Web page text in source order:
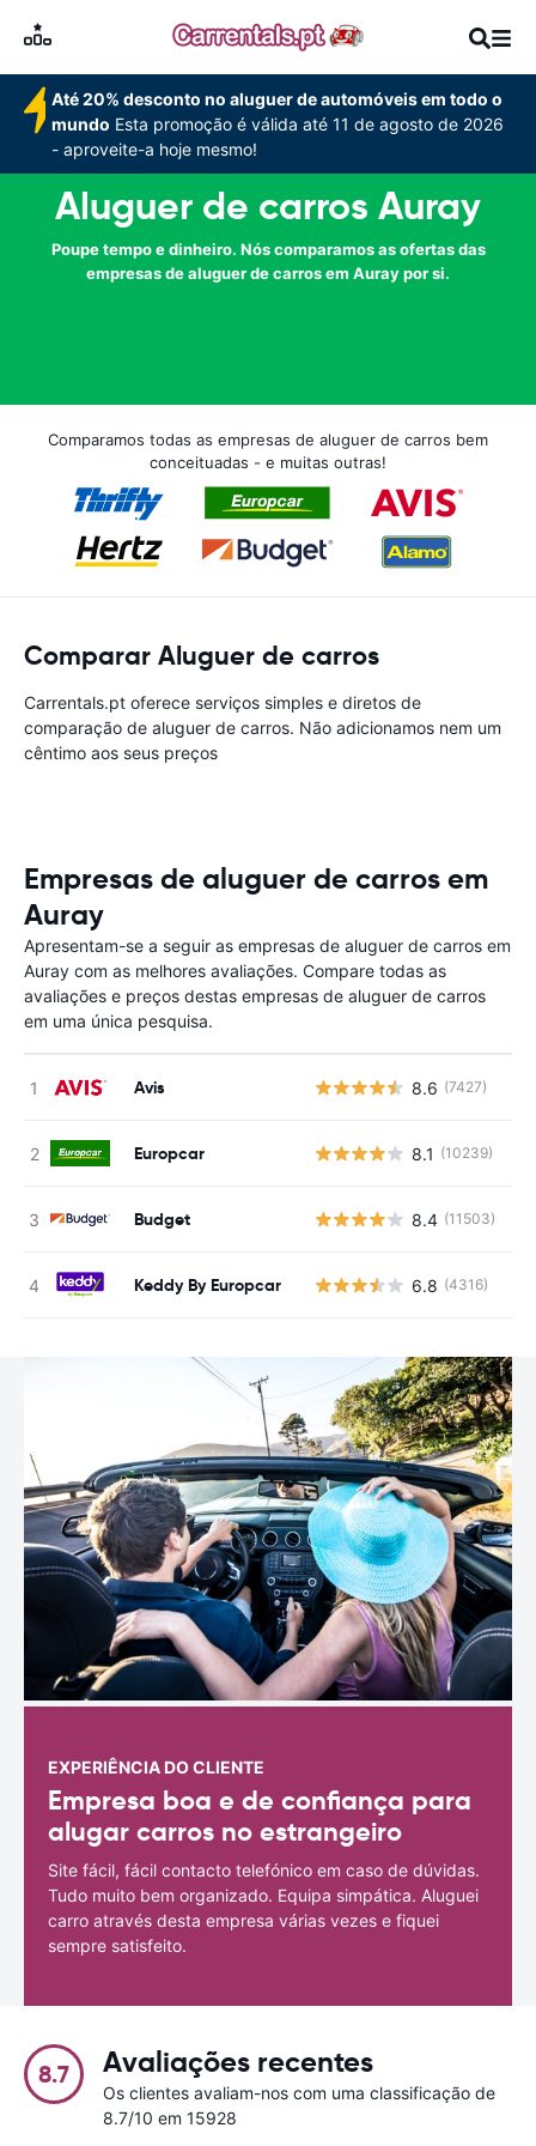
Até 20% desconto no aluguer de automóveis em todo o
mundo Esta promoção é válida até 11 de agosto de 2026
- aproveite-a hoje mesmo!
Aluguer de carros Auray
Poupe tempo e dinheiro. Nós comparamos as ofertas das
empresas de aluguer de carros em Auray por si.
Comparamos todas as empresas de aluguer de carros bem
conceituadas - e muitas outras!
Comparar Aluguer de carros
Carrentals.pt oferece serviços simples e diretos de
comparação de aluguer de carros. Não adicionamos nem um
cêntimo aos seus preços
Empresas de aluguer de carros em
Auray
Apresentam-se a seguir as empresas de aluguer de carros em
Auray com as melhores avaliações. Compare todas as
avaliações e preços destas empresas de aluguer de carros
em uma única pesquisa.
Avis 8.6 (7427)
Europcar 8.1 (10239)
Budget 8.4 (11503)
Keddy By Europcar 6.8 (4316)
EXPERIÊNCIA DO CLIENTE
Empresa boa e de confiança para
alugar carros no estrangeiro
Site fácil, fácil contacto telefónico em caso de dúvidas.
Tudo muito bem organizado. Equipa simpática. Aluguei
carro através desta empresa várias vezes e fiquei
sempre satisfeito.
8.7 Avaliações recentes
Os clientes avaliam-nos com uma classificação de
8.7/10 em 15928